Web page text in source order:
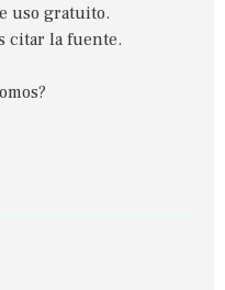
uso gratuito.
citar la fuente.